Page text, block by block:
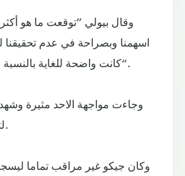
وقال بيولي ”توقعت ما هو
اسهمنا وبصراحة في عدم تحقيقنا
كانت واضحة للغاية بالنسبة لفريق في مثل مكانتنا“.
وجاءت مواجهة الاحد مثيرة
لتسجيل الأهداف الثلاثة.
وكان جيكو غير مراقب تماما